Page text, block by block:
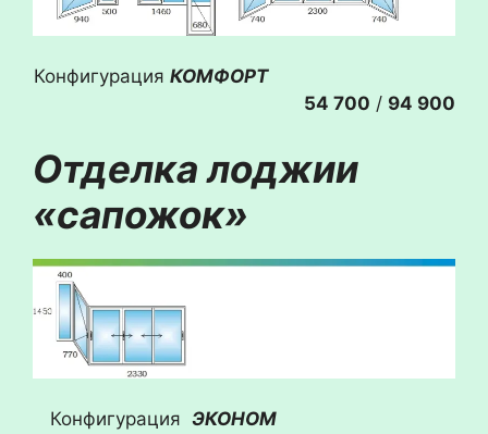
Конфигурация КОМФОРТ
54 700 / 94 900
Отделка лоджии
«сапожок»
Конфигурация ЭКОНОМ